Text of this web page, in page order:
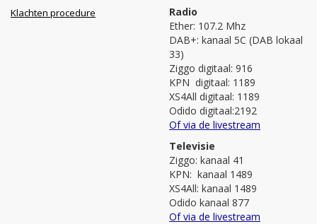
Klachten procedure
Radio
Ether: 107.2 Mhz
DAB+: kanaal 5C (DAB lokaal
33)
Ziggo digitaal: 916
KPN digitaal: 1189
XS4All digitaal: 1189
Odido digitaal:2192
Of via de livestream
Televisie
Ziggo: kanaal 41
KPN: kanaal 1489
XS4All: kanaal 1489
Odido kanaal 877
Of via de livestream